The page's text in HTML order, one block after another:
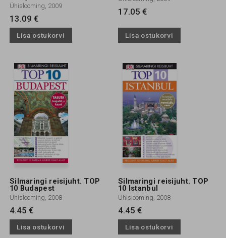
Ühislooming, 2009
13.09 €
Lisa ostukorvi
17.05 €
Lisa ostukorvi
Silmaringi reisijuht. TOP
10 Budapest
Ühislooming, 2008
4.45 €
Lisa ostukorvi
Silmaringi reisijuht. TOP
10 Istanbul
Ühislooming, 2008
4.45 €
Lisa ostukorvi